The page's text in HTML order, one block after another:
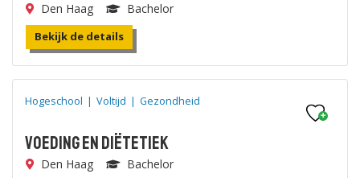
Den Haag Bachelor
Bekijk de details
Hogeschool | Voltijd | Gezondheid
Voeding en Diëtetiek
Den Haag Bachelor